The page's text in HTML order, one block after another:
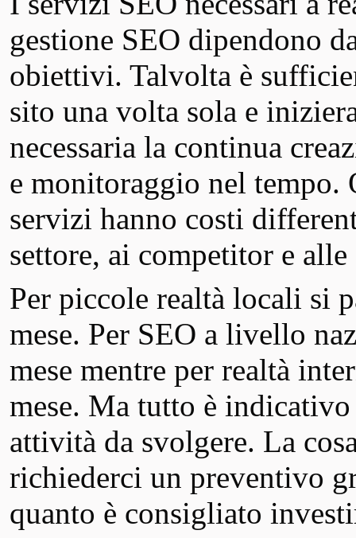
gestione SEO dipendono
obiettivi. Talvolta è
sito una volta sola e
necessaria la continua
e monitoraggio nel
servizi hanno costi
settore, ai competitor e
Per piccole realtà locali si
mese. Per SEO a livello
mese mentre per realtà
mese. Ma tutto è
attività da svolgere. La
richiederci un preventivo
quanto è consigliato